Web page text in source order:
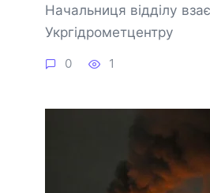
Начальниця відділу
Укргідрометцентру
0 1